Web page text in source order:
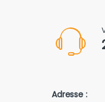
Adresse :